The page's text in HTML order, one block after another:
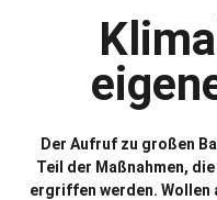
Der Aufruf zu großen
Teil der Maßnahmen,
ergriffen werden. Wollen